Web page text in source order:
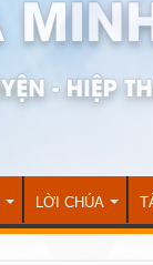
LỜI CHÚA